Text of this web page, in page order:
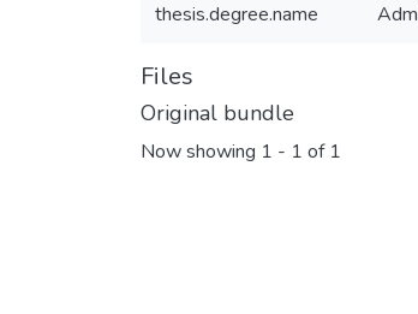
thesis.degree.name
Files
Original bundle
Now showing 1 - 1 of 1